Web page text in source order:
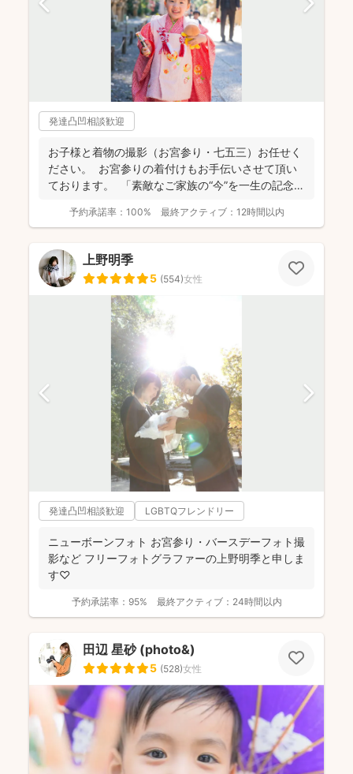
発達凸凹相談歓迎
お子様と着物の撮影（お宮参り・七五三）お任せく
ださい。 お宮参りの着付けもお手伝いさせて頂い
ております。 「素敵なご家族の“今”を一生の記念
予約承諾率： 100% 最終アクティブ： 12時間以内
上野明季
5 (554)女性
発達凸凹相談歓迎 LGBTQフレンドリー
ニューボーンフォト お宮参り・バースデーフォト撮
影など フリーフォトグラファーの上野明季と申しま
す♡
予約承諾率： 95% 最終アクティブ： 24時間以内
田辺 星砂 (photo&)
5 (528)女性